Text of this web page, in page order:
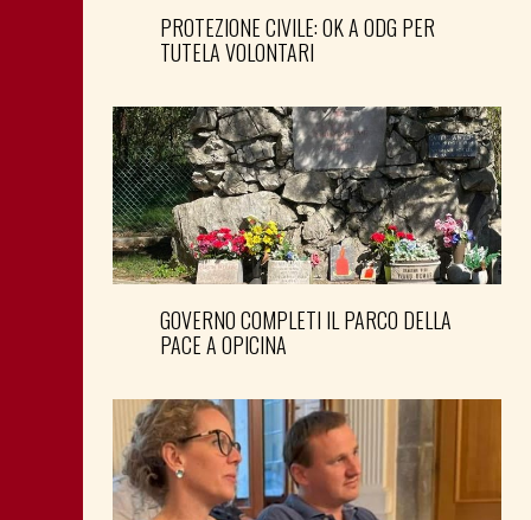
PROTEZIONE CIVILE: OK A ODG PER
TUTELA VOLONTARI
GOVERNO COMPLETI IL PARCO DELLA
PACE A OPICINA